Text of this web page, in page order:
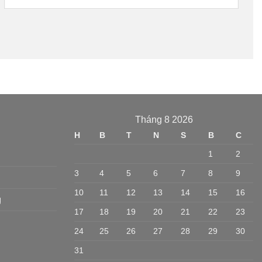
Tháng 8 2026
H B T N S B
C
1
2
3 4 5 6 7 8 9
10 11 12 13 14 15 16
17 18 19 20 21 22 23
24 25 26 27 28 29 30
31